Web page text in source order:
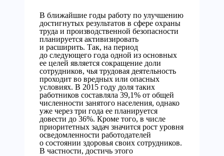
В ближайшие годы работу по улучшению
достигнутых результатов в сфере охраны
труда и производственной безопасности
планируется активизировать
и расширить. Так, на период
до следующего года одной из основных
ее целей является сокращение доли
сотрудников, чья трудовая деятельность
проходит во вредных или опасных
условиях. В 2015 году доля таких
работников составляла 39,1% от общей
численности занятого населения, однако
уже через три года ее планируется
довести до 36%. Кроме того, в числе
приоритетных задач значится рост уровня
осведомленности работодателей
о состоянии здоровья своих сотрудников.
В частности, достичь этого